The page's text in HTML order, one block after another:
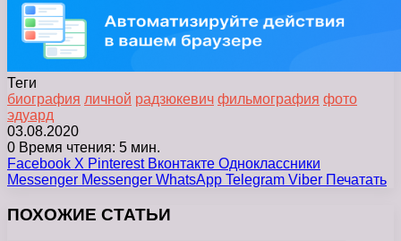
Теги
биография личной радзюкевич фильмография фото
эдуард
03.08.2020
0 Время чтения: 5 мин.
Facebook X Pinterest Вконтакте Одноклассники
Messenger Messenger WhatsApp Telegram Viber Печатать
ПОХОЖИЕ СТАТЬИ